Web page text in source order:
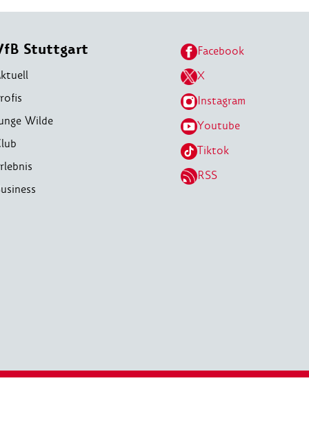
Stuttgart
Wilde
Facebook
X
Instagram
Youtube
Tiktok
RSS